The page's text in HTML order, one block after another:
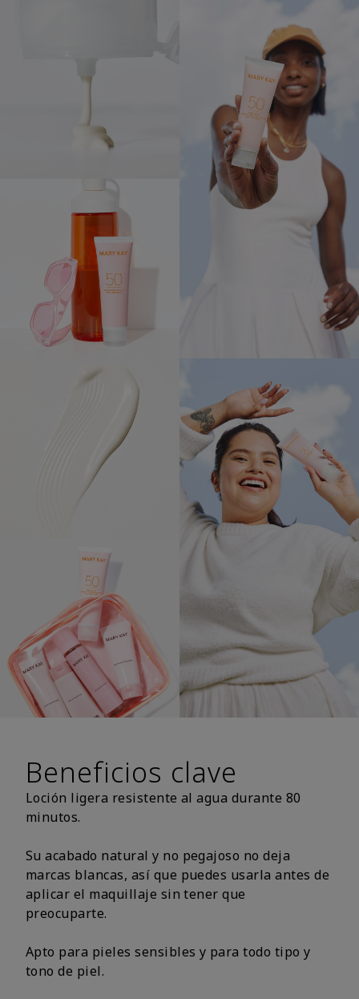
Beneficios clave
Loción ligera resistente al agua durante 80
minutos.
Su acabado natural y no pegajoso no deja
marcas blancas, así que puedes usarla antes de
aplicar el maquillaje sin tener que
preocuparte.
Apto para pieles sensibles y para todo tipo y
tono de piel.